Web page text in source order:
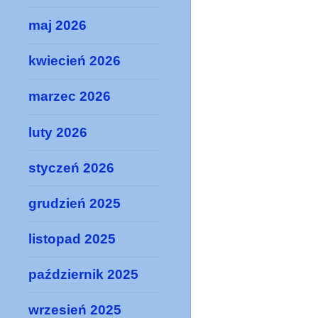
maj 2026
kwiecień 2026
marzec 2026
luty 2026
styczeń 2026
grudzień 2025
listopad 2025
październik 2025
wrzesień 2025